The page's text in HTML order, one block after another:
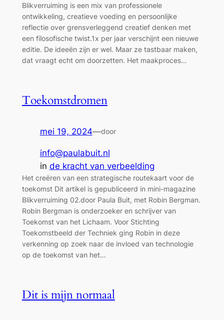
Blikverruiming is een mix van professionele
ontwikkeling, creatieve voeding en persoonlijke
reflectie over grensverleggend creatief denken met
een filosofische twist.1x per jaar verschijnt een nieuwe
editie. De ideeën zijn er wel. Maar ze tastbaar maken,
dat vraagt echt om doorzetten. Het maakproces…
Toekomstdromen
mei 19, 2024—door
info@paulabuit.nl
in de kracht van verbeelding
Het creëren van een strategische routekaart voor de
toekomst Dit artikel is gepubliceerd in mini-magazine
Blikverruiming 02.door Paula Buit, met Robin Bergman.
Robin Bergman is onderzoeker en schrijver van
Toekomst van het Lichaam. Voor Stichting
Toekomstbeeld der Techniek ging Robin in deze
verkenning op zoek naar de invloed van technologie
op de toekomst van het…
Dit is mijn normaal